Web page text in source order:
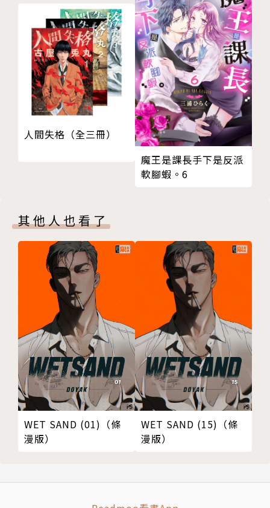
人間失格（全三冊）
魔王是課長手下是反派
軟腳蝦。6
其他人也看了
WET SAND (01)（條
漫版）
WET SAND (15)（條
漫版）